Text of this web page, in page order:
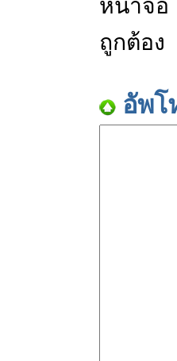
หน้าจอ
ถูกต้อง
อัพโ